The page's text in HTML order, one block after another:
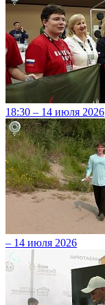
18:30 – 14 июля 2026
– 14 июля 2026